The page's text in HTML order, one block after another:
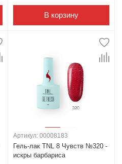
В корзину
Артикул: 00008183
Гель-лак TNL 8 Чувств №320 -
искры барбариса